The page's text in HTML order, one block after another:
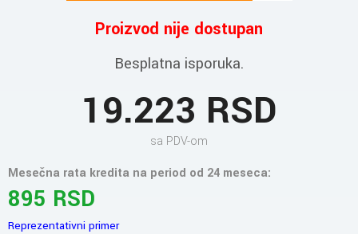
Proizvod nije dostupan
Besplatna isporuka.
19.223 RSD
sa PDV-om
Mesečna rata kredita na period od 24 meseca:
895 RSD
Reprezentativni primer